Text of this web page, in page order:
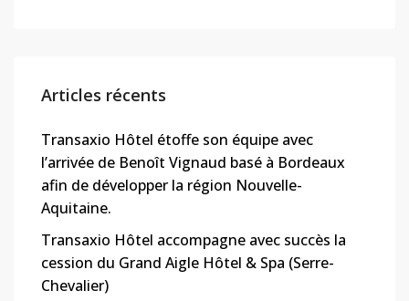
Articles récents
Transaxio Hôtel étoffe son équipe avec
l’arrivée de Benoît Vignaud basé à Bordeaux
afin de développer la région Nouvelle-
Aquitaine.
Transaxio Hôtel accompagne avec succès la
cession du Grand Aigle Hôtel & Spa (Serre-
Chevalier)